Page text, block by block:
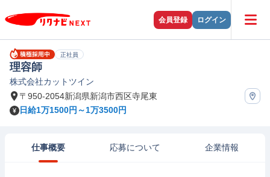
会員登録 ログイン
正社員
理容師
株式会社カットツイン
〒950-2054新潟県新潟市西区寺尾東
日給1万1500円～1万3500円
仕事概要 応募について 企業情報